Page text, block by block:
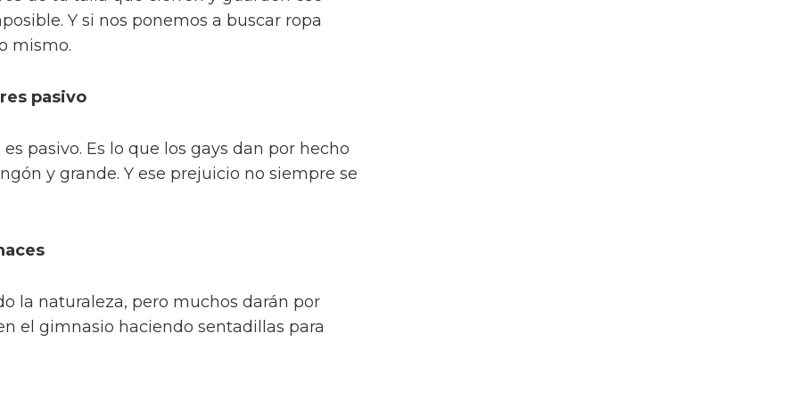
Y si nos ponemos a buscar ropa
mismo.
pasivo
pasivo. Es lo que los gays dan por hecho
y grande. Y ese prejuicio no siempre se
la naturaleza, pero muchos darán por
el gimnasio haciendo sentadillas para